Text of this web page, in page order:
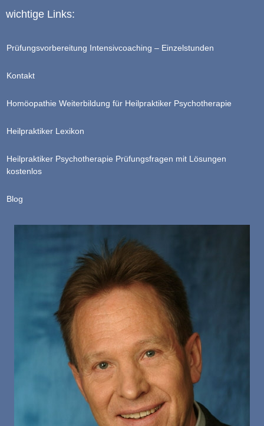
wichtige Links:
Prüfungsvorbereitung Intensivcoaching – Einzelstunden
Kontakt
Homöopathie Weiterbildung für Heilpraktiker Psychotherapie
Heilpraktiker Lexikon
Heilpraktiker Psychotherapie Prüfungsfragen mit Lösungen
kostenlos
Blog